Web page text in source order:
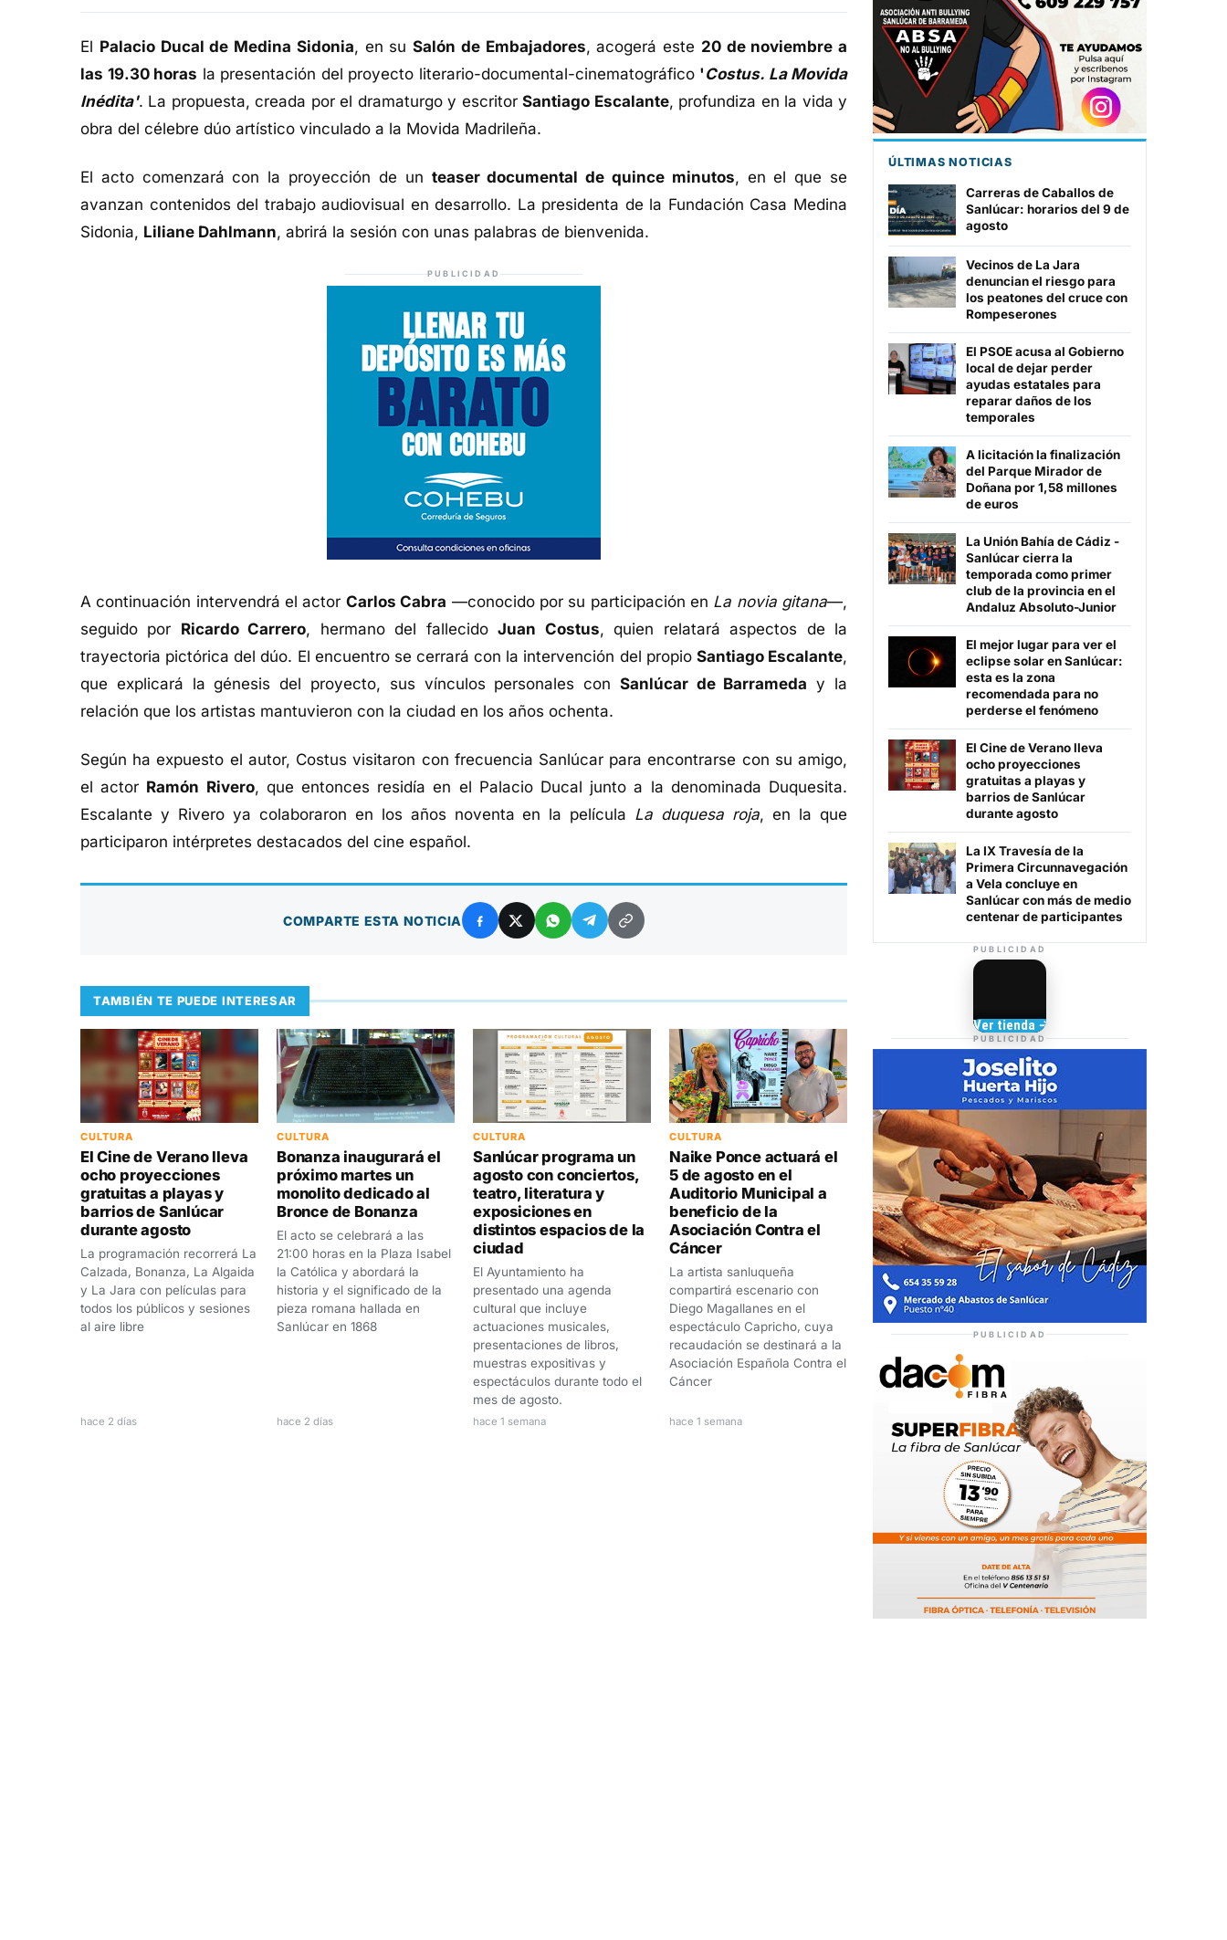
El Palacio Ducal de Medina Sidonia, en su Salón de Embajadores, acogerá este 20 de noviembre a
las 19.30 horas la presentación del proyecto literario-documental-cinematográfico ' Costus. La Movida
Inédita'. La propuesta, creada por el dramaturgo y escritorSantiago Escalante, profundiza en la vida y
obra del célebre dúo artístico vinculado a la Movida Madrileña.
El acto comenzará con la proyección de un teaser documental de quince minutos, en el que se
avanzan contenidos del trabajo audiovisual en desarrollo. La presidenta de la Fundación Casa Medina
Sidonia, Liliane Dahlmann, abrirá la sesión con unas palabras de bienvenida.
PUBLICIDAD
A continuación intervendrá el actor Carlos Cabra —conocido por su participación en La novia gitana—,
seguido por Ricardo Carrero, hermano del fallecidoJuan Costus, quien relatará aspectos de la
trayectoria pictórica del dúo. El encuentro se cerrará con la intervención del propio Santiago Escalante,
que explicará la génesis del proyecto, sus vínculos personales con Sanlúcar de Barrameda y la
relación que los artistas mantuvieron con la ciudad en los años ochenta.
Según ha expuesto el autor, Costus visitaron con frecuencia Sanlúcar para encontrarse con su amigo,
el actor Ramón Rivero, que entonces residía en el Palacio Ducal junto a la denominada Duquesita.
Escalante y Rivero ya colaboraron en los años noventa en la película La duquesa roja, en la que
participaron intérpretes destacados del cine español.
COMPARTE ESTA NOTICIA
TAMBIÉN TE PUEDE INTERESAR
CULTURA
El Cine de Verano lleva
ocho proyecciones
gratuitas a playas y
barrios de Sanlúcar
durante agosto
La programación recorrerá La
Calzada, Bonanza, La Algaida
y La Jara con películas para
todos los públicos y sesiones
al aire libre
hace 2 días
CULTURA
Bonanza inaugurará el
próximo martes un
monolito dedicado al
Bronce de Bonanza
El acto se celebrará a las
21:00 horas en la Plaza Isabel
la Católica y abordará la
historia y el significado de la
pieza romana hallada en
Sanlúcar en 1868
hace 2 días
CULTURA
Sanlúcar programa un
agosto con conciertos,
teatro, literatura y
exposiciones en
distintos espacios de la
ciudad
El Ayuntamiento ha
presentado una agenda
cultural que incluye
actuaciones musicales,
presentaciones de libros,
muestras expositivas y
espectáculos durante todo el
mes de agosto.
hace 1 semana
CULTURA
Naike Ponce actuará el
5 de agosto en el
Auditorio Municipal a
beneficio de la
Asociación Contra el
Cáncer
La artista sanluqueña
compartirá escenario con
Diego Magallanes en el
espectáculo Capricho, cuya
recaudación se destinará a la
Asociación Española Contra el
Cáncer
hace 1 semana
ÚLTIMAS NOTICIAS
Carreras de Caballos de
Sanlúcar: horarios del 9 de
agosto
Vecinos de La Jara
denuncian el riesgo para
los peatones del cruce con
Rompeserones
El PSOE acusa al Gobierno
local de dejar perder
ayudas estatales para
reparar daños de los
temporales
A licitación la finalización
del Parque Mirador de
Doñana por 1,58 millones
de euros
La Unión Bahía de Cádiz -
Sanlúcar cierra la
temporada como primer
club de la provincia en el
Andaluz Absoluto-Junior
El mejor lugar para ver el
eclipse solar en Sanlúcar:
esta es la zona
recomendada para no
perderse el fenómeno
El Cine de Verano lleva
ocho proyecciones
gratuitas a playas y
barrios de Sanlúcar
durante agosto
La IX Travesía de la
Primera Circunnavegación
a Vela concluye en
Sanlúcar con más de medio
centenar de participantes
PUBLICIDAD
TIENDA DE
BARRAMEDIA
Camisetas de Sanlúcar
Ver tienda →
PUBLICIDAD
PUBLICIDAD